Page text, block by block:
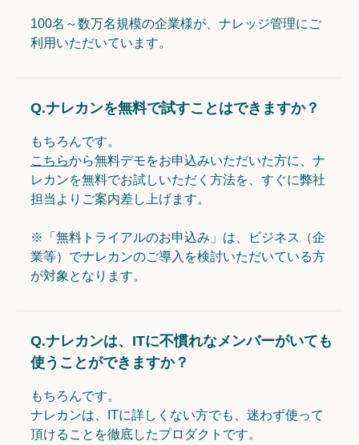
100名～数万名規模の企業様が、ナレッジ管理にご
利用いただいています。
Q.ナレカンを無料で試すことはできますか？
もちろんです。
こちらから無料デモをお申込みいただいた方に、ナ
レカンを無料でお試しいただく方法を、すぐに弊社
担当よりご案内差し上げます。
※「無料トライアルのお申込み」は、ビジネス（企
業等）でナレカンのご導入を検討いただいている方
が対象となります。
Q.ナレカンは、ITに不慣れなメンバーがいても
使うことができますか？
もちろんです。
ナレカンは、ITに詳しくない方でも、迷わず使って
頂けることを徹底したプロダクトです。